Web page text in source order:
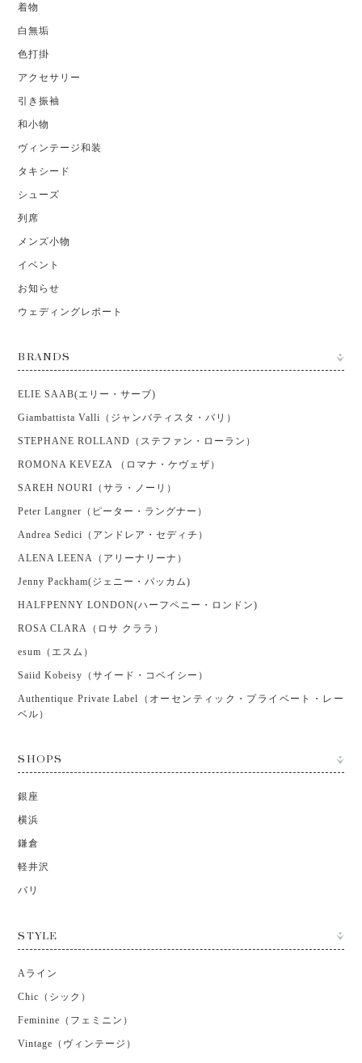
着物
白無垢
色打掛
アクセサリー
引き振袖
和小物
ヴィンテージ和装
タキシード
シューズ
列席
メンズ小物
イベント
お知らせ
ウェディングレポート
BRANDS
ELIE SAAB(エリー・サーブ)
Giambattista Valli（ジャンバティスタ・バリ）
STEPHANE ROLLAND（ステファン・ローラン）
ROMONA KEVEZA （ロマナ・ケヴェザ）
SAREH NOURI（サラ・ノーリ）
Peter Langner（ピーター・ラングナー）
Andrea Sedici（アンドレア・セディチ）
ALENA LEENA（アリーナリーナ）
Jenny Packham(ジェニー・パッカム)
HALFPENNY LONDON(ハーフペニー・ロンドン)
ROSA CLARA（ロサ クララ）
esum（エスム）
Saiid Kobeisy（サイード・コベイシー）
Authentique Private Label（オーセンティック・プライベート・レー
ベル）
SHOPS
銀座
横浜
鎌倉
軽井沢
バリ
STYLE
Aライン
Chic（シック）
Feminine（フェミニン）
Vintage（ヴィンテージ）